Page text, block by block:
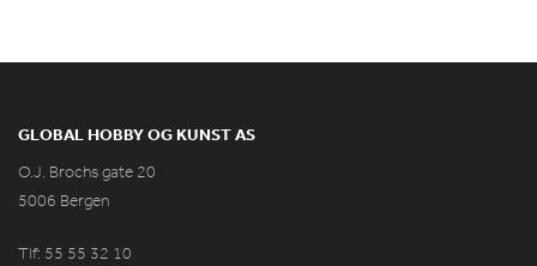
GLOBAL HOBBY OG KUNST AS
O.J. Brochs gate 20
5006 Bergen
Tlf: 55 55 32 10